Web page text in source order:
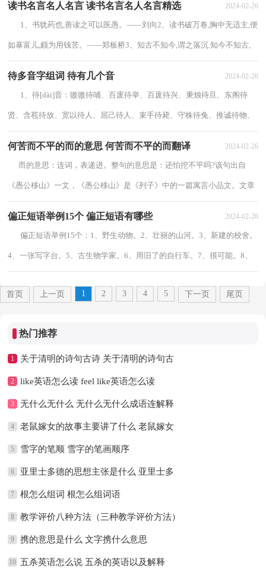
读书名言名人名言 读书名言名人名言精选 2024-02-26
1、书犹药也,善读之可以医愚。——刘向2、读书破万卷,胸中无适主,便
如暴富儿,颇为用钱苦。——郑板桥3、知古不知今,谓之落沉.知今不知古,
待多音字组词 待有几个音 2024-02-26
1、待[dài]音：嗷嗷待哺、百废待举、百废待兴、秉烛待旦、东阁待
贤、含苞待放、宽以待人、屈己待人、束手待毙、守株待兔、推诚待物、
何苦而不平的而的意思 何苦而不平的而翻译 2024-02-26
而的意思：连词，表递进。整句的意思是：还怕挖不平吗?该句出自
《愚公移山》一文，《愚公移山》是《列子》中的一篇寓言小品文。文章
偏正短语举例15个 偏正短语有哪些 2024-02-26
偏正短语举例15个：1、野生动物。2、壮丽的山河。3、新建的校舍。
4、一张写字台。5、古生物学家。6、用旧了的自行车。7、很可能。8、
首页 上一页 1 2 3 4 5 下一页 尾页
热门推荐
1 关于清明的诗句古诗 关于清明的诗句古
2 like英语怎么读 feel like英语怎么读
3 无什么无什么 无什么无什么成语连解释
4 老鼠嫁女的故事主要讲了什么 老鼠嫁女
5 雪字的笔顺 雪字的笔画顺序
6 亚里士多德的思想主张是什么 亚里士多
7 根怎么组词 根怎么组词语
8 教学评价八种方法（三种教学评价方法）
9 携的意思是什么 文字携什么意思
10 五杀英语怎么说 五杀的英语以及解释